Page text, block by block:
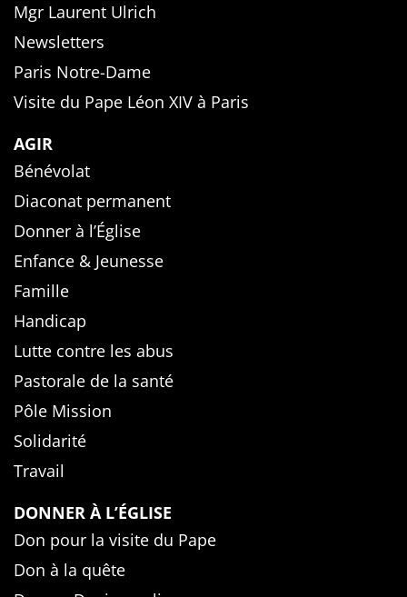
Mgr Laurent Ulrich
Newsletters
Paris Notre-Dame
Visite du Pape Léon XIV à Paris
AGIR
Bénévolat
Diaconat permanent
Donner à l’Église
Enfance & Jeunesse
Famille
Handicap
Lutte contre les abus
Pastorale de la santé
Pôle Mission
Solidarité
Travail
DONNER À L’ÉGLISE
Don pour la visite du Pape
Don à la quête